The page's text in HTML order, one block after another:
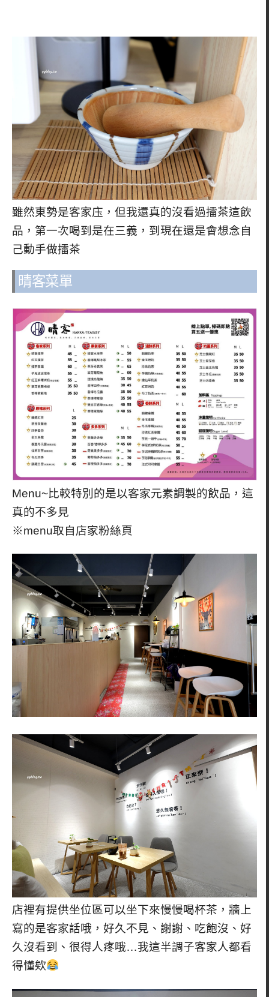
雖然東勢是客家庒，但我還真的沒看過擂茶這飲
品，第一次喝到是在三義，到現在還是會想念自
己動手做擂茶
晴客菜單
Menu~比較特別的是以客家元素調製的飲品，這
真的不多見
※menu取自店家粉絲頁
店裡有提供坐位區可以坐下來慢慢喝杯茶，牆上
寫的是客家話哦，好久不見、謝謝、吃飽沒、好
久沒看到、很得人疼哦…我這半調子客家人都看
得懂欸